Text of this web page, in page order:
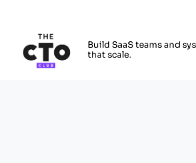
Build SaaS teams and
that scale.